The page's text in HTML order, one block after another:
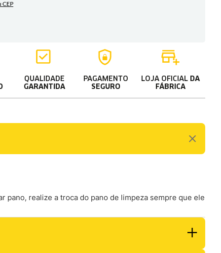
QUALIDADE
GARANTIDA
PAGAMENTO
SEGURO
LOJA OFICIAL DA
FÁBRICA
pano, realize a troca do pano de limpeza sempre que ele